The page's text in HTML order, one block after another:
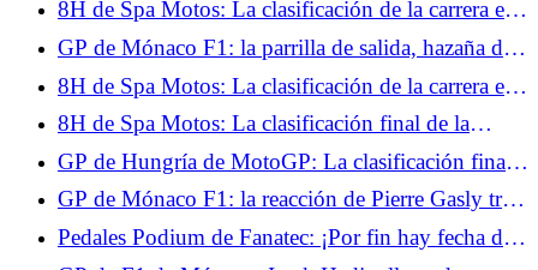
8H de Spa Motos: La clasificación de la carrera en
H+4, la lluvia cae sobre Spa-Francorchamps
GP de Mónaco F1: la parrilla de salida, hazaña de
Max Verstappen, Lewis Hamilton al acecho
8H de Spa Motos: La clasificación de la carrera en
H+6, el BMW nº37 no se rinde, el Honda nº5
abandona
8H de Spa Motos: La clasificación final de la
carrera, triunfo en casa para el BMW nº37
GP de Hungría de MotoGP: La clasificación final
del Warm Up, Aldeguer el más rápido por delante
de Márquez quinto y Quartararo undécimo
GP de Mónaco F1: la reacción de Pierre Gasly tras
su noveno puesto en la Q3
Pedales Podium de Fanatec: ¡Por fin hay fecha de
lanzamiento!